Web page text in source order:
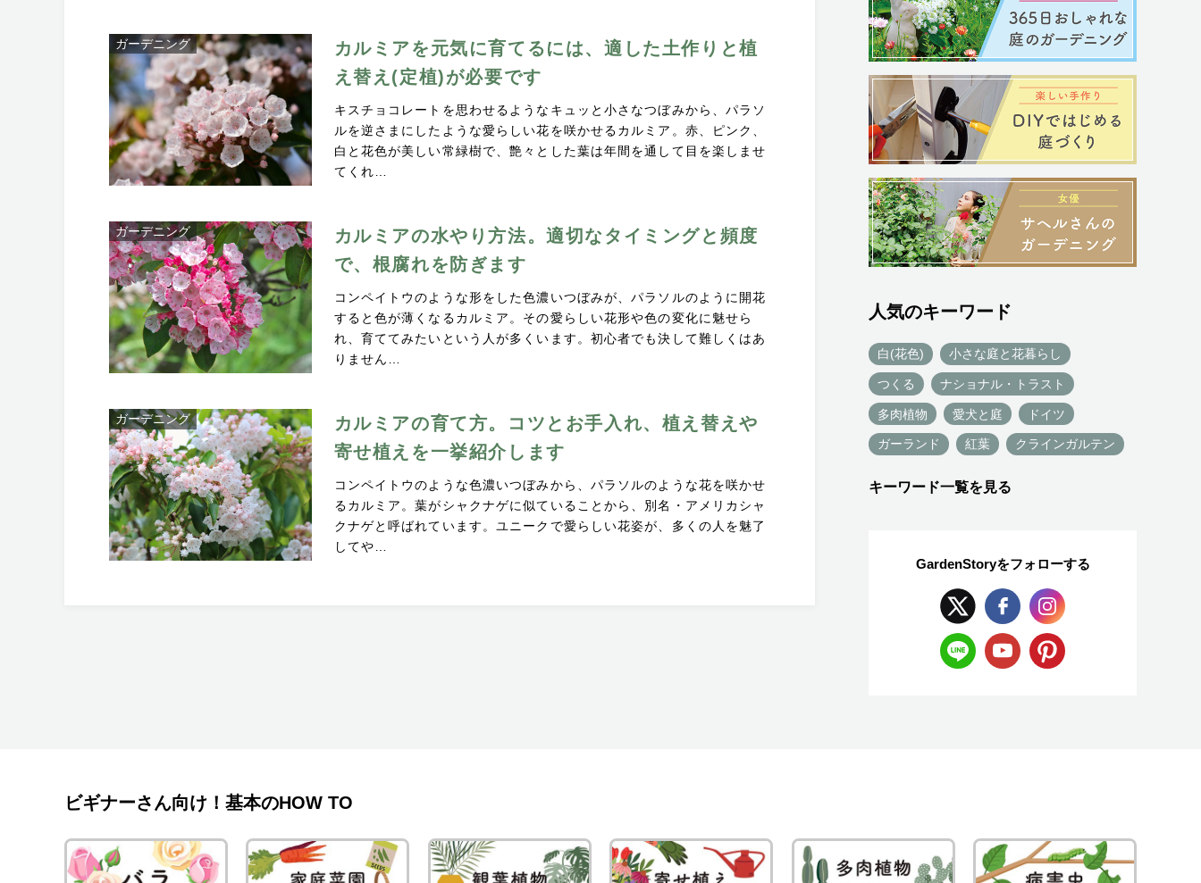
ガーデニング
カルミアを元気に育てるには、適した土作りと植
え替え(定植)が必要です
キスチョコレートを思わせるようなキュッと小さなつぼみから、パラソ
ルを逆さまにしたような愛らしい花を咲かせるカルミア。赤、ピンク、
白と花色が美しい常緑樹で、艶々とした葉は年間を通して目を楽しませ
てくれ…
ガーデニング
カルミアの水やり方法。適切なタイミングと頻度
で、根腐れを防ぎます
コンペイトウのような形をした色濃いつぼみが、パラソルのように開花
すると色が薄くなるカルミア。その愛らしい花形や色の変化に魅せら
れ、育ててみたいという人が多くいます。初心者でも決して難しくはあ
りません…
ガーデニング
カルミアの育て方。コツとお手入れ、植え替えや
寄せ植えを一挙紹介します
コンペイトウのような色濃いつぼみから、パラソルのような花を咲かせ
るカルミア。葉がシャクナゲに似ていることから、別名・アメリカシャ
クナゲと呼ばれています。ユニークで愛らしい花姿が、多くの人を魅了
してや…
人気のキーワード
白(花色) 小さな庭と花暮らし
つくる ナショナル・トラスト
多肉植物 愛犬と庭 ドイツ
ガーランド 紅葉 クラインガルテン
キーワード一覧を見る
GardenStoryをフォローする
ビギナーさん向け！基本のHOW TO